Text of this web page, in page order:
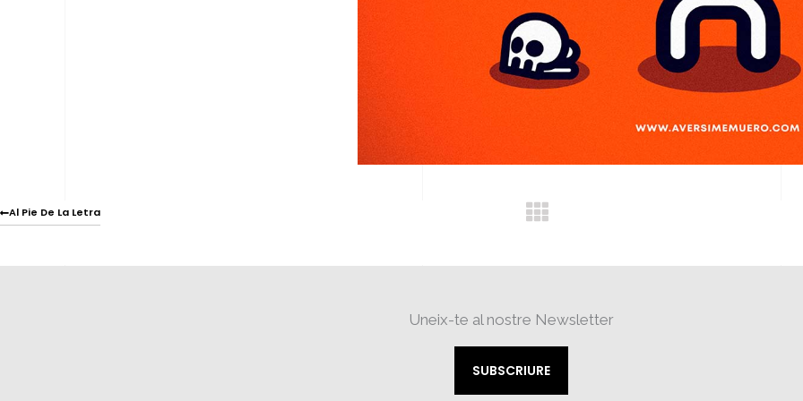
Al Pie De La Letra
Uneix-te al nostre Newsletter
SUBSCRIURE